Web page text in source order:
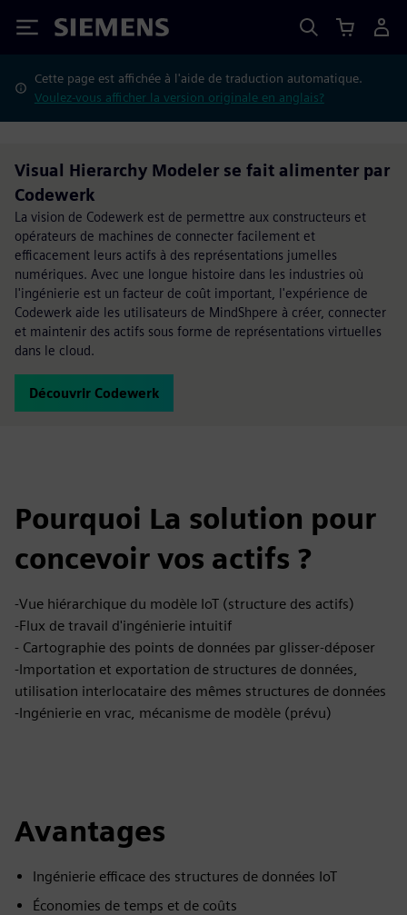
Siemens
Cette page est affichée à l'aide de traduction automatique.
Voulez-vous afficher la version originale en anglais?
Visual Hierarchy Modeler se fait alimenter par
Codewerk
La vision de Codewerk est de permettre aux constructeurs et
opérateurs de machines de connecter facilement et
efficacement leurs actifs à des représentations jumelles
numériques. Avec une longue histoire dans les industries où
l'ingénierie est un facteur de coût important, l'expérience de
Codewerk aide les utilisateurs de MindShpere à créer, connecter
et maintenir des actifs sous forme de représentations virtuelles
dans le cloud.
Découvrir Codewerk
Pourquoi La solution pour
concevoir vos actifs ?
-Vue hiérarchique du modèle IoT (structure des actifs)
-Flux de travail d'ingénierie intuitif
- Cartographie des points de données par glisser-déposer
-Importation et exportation de structures de données,
utilisation interlocataire des mêmes structures de données
-Ingénierie en vrac, mécanisme de modèle (prévu)
Avantages
Ingénierie efficace des structures de données IoT
Économies de temps et de coûts